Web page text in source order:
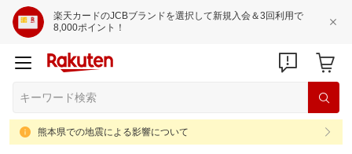
楽天カードのJCBブランドを選択して新規入会＆3回利用で
8,000ポイント！
熊本県での地震による影響について